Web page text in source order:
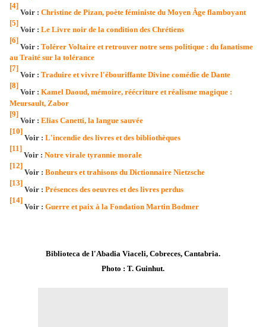
[4]
Voir : Christine de Pizan, poète féministe du Moyen Âge flamboyant
[5]
Voir : Le Livre noir de la condition des Chrétiens
[6]
Voir : Tolérer Voltaire et retrouver notre sens politique : du fanatisme
au Traité sur la tolérance
[7]
Voir : Traduire et vivre l'ébouriffante Divine comédie de Dante
[8]
Voir : Kamel Daoud, mémoire, réécriture et réalisme magique :
Meursault, Zabor
[9]
Voir : Elias Canetti, la langue sauvée
[10]
Voir : L'incendie des livres et des bibliothèques
[11]
Voir : Notre virale tyrannie morale
[12]
Voir : Bonheurs et trahisons du Dictionnaire Nietzsche
[13]
Voir : Présences des oeuvres et des livres perdus
[14]
Voir : Guerre et paix à la Fondation Martin Bodmer
Biblioteca de l'Abadia Viaceli, Cobreces, Cantabria.
Photo : T. Guinhut.